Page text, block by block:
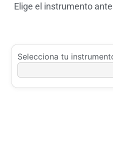
Elige el instrumento
Selecciona tu